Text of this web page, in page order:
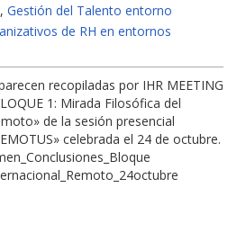
, Gestión del Talento entorno
de RH en entornos
recopiladas por IHR MEETING
1: Mirada Filosófica del
de la sesión presencial
celebrada el 24 de octubre.